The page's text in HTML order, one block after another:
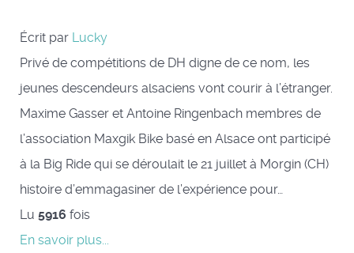
Écrit par Lucky
Privé de compétitions de DH digne de ce nom, les
jeunes descendeurs alsaciens vont courir à l’étranger.
Maxime Gasser et Antoine Ringenbach membres de
l’association Maxgik Bike basé en Alsace ont participé
à la Big Ride qui se déroulait le 21 juillet à Morgin (CH)
histoire d’emmagasiner de l’expérience pour…
Lu 5916 fois
En savoir plus...